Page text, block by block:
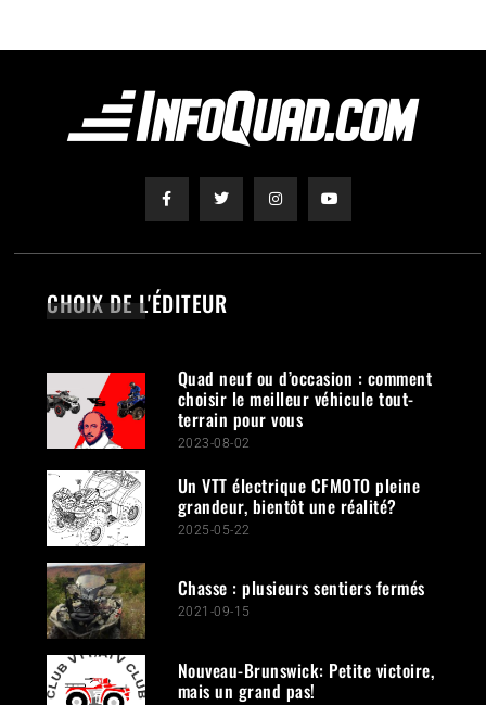
CHOIX DE L'ÉDITEUR
Quad neuf ou d’occasion : comment
choisir le meilleur véhicule tout-
terrain pour vous
2023-08-02
Un VTT électrique CFMOTO pleine
grandeur, bientôt une réalité?
2025-05-22
Chasse : plusieurs sentiers fermés
2021-09-15
Nouveau-Brunswick: Petite victoire,
mais un grand pas!